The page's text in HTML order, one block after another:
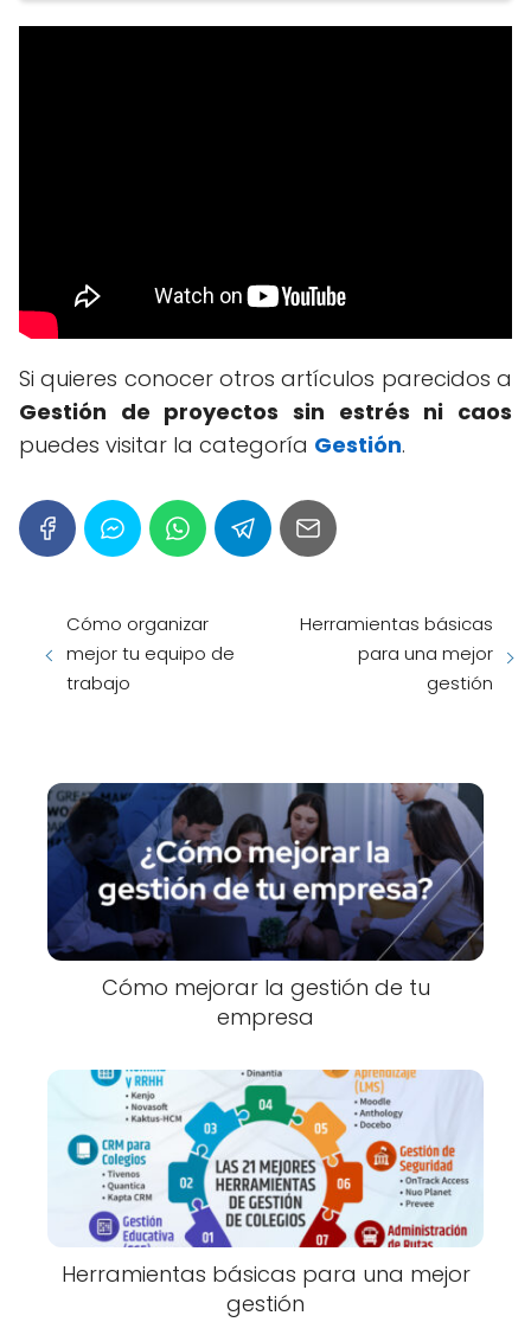
Si quieres conocer otros artículos parecidos a
Gestión de proyectos sin estrés ni caos
puedes visitar la categoría Gestión.
Cómo organizar
mejor tu equipo de
trabajo
Herramientas básicas
para una mejor
gestión
Cómo mejorar la gestión de tu
empresa
Herramientas básicas para una mejor
gestión